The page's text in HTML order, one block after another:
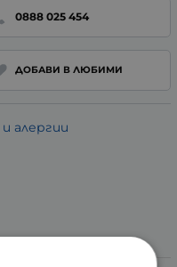
0888 025 454
ДОБАВИ В ЛЮБИМИ
алергии